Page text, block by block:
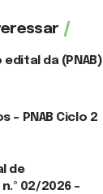
da (PNAB)
– PNAB Ciclo 2
de
02/2026 –